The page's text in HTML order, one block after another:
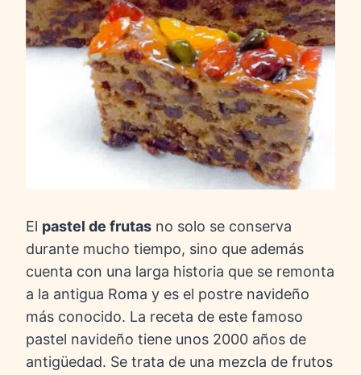
El pastel de frutas no solo se conserva
durante mucho tiempo, sino que además
cuenta con una larga historia que se remonta
a la antigua Roma y es el postre navideño
más conocido. La receta de este famoso
pastel navideño tiene unos 2000 años de
antigüedad. Se trata de una mezcla de frutos